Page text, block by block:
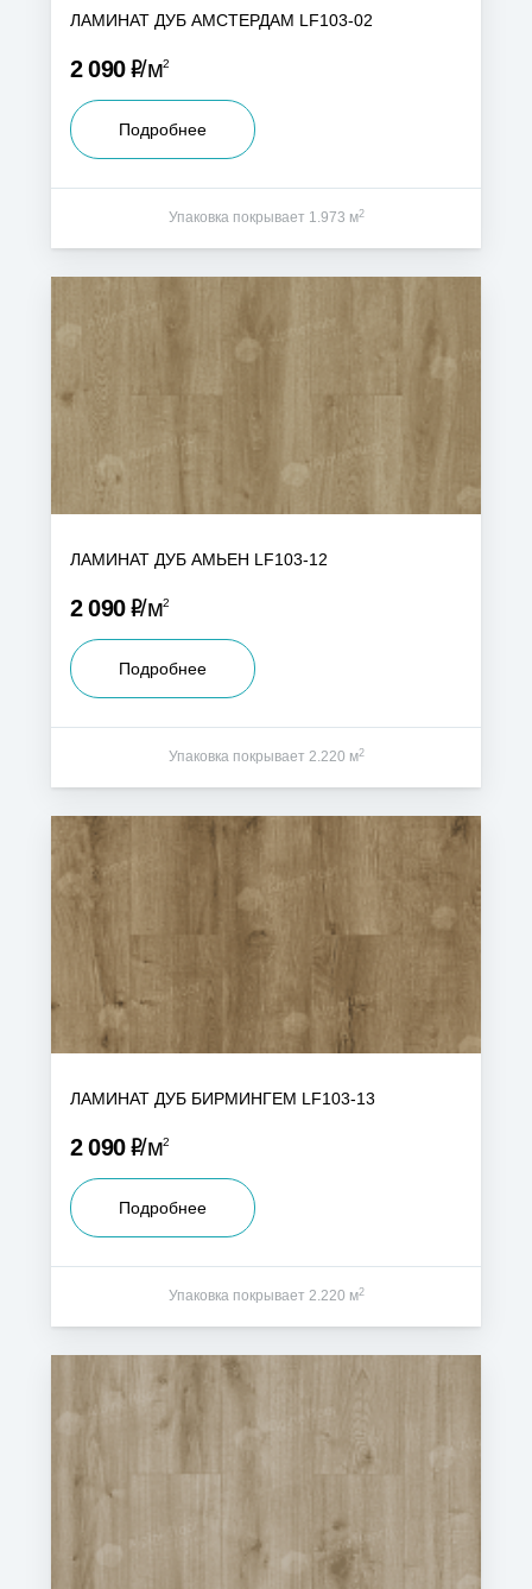
ЛАМИНАТ ДУБ АМСТЕРДАМ LF103-02
2 090Р м2
Подробнее
Упаковка покрывает 1.973 м2
ЛАМИНАТ ДУБ АМЬЕН LF103-12
2 090Р м2
Подробнее
Упаковка покрывает 2.220 м2
ЛАМИНАТ ДУБ БИРМИНГЕМ LF103-13
2 090Р м2
Подробнее
Упаковка покрывает 2.220 м2